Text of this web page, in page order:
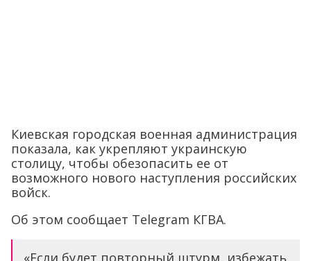
Киевская городская военная администрация
показала, как укрепляют украинскую
столицу, чтобы обезопасить ее от
возможного нового наступления российских
войск.
Об этом сообщает Telegram КГВА.
«Если будет повторный штурм, избежать